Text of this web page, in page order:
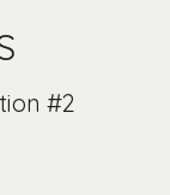
#2